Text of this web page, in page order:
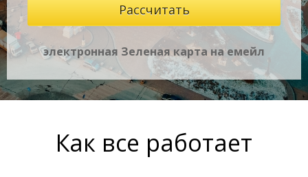
электронная Зеленая карта на емейл
Как все работает